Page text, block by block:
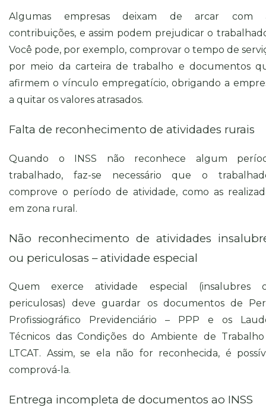
Algumas empresas deixam de arcar com
contribuições, e assim podem prejudicar o
Você pode, por exemplo, comprovar o tempo de
por meio da carteira de trabalho e documentos
afirmem o vínculo empregatício, obrigando a
a quitar os valores atrasados.
Falta de reconhecimento de atividades rurais
Quando o INSS não reconhece algum
trabalhado, faz-se necessário que o
comprove o período de atividade, como as
em zona rural.
Não reconhecimento de atividades
ou periculosas – atividade especial
Quem exerce atividade especial (insalubres
periculosas) deve guardar os documentos de
Profissiográfico Previdenciário – PPP e os
Técnicos das Condições do Ambiente de
LTCAT. Assim, se ela não for reconhecida, é
comprová-la.
Entrega incompleta de documentos ao INSS